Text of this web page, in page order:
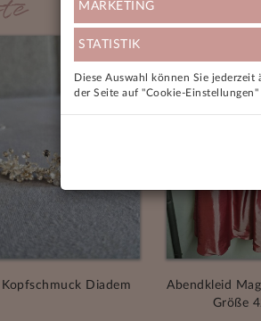
Kopfschmuck Diadem
Abendkleid
Größe
MARKETING
STATISTIK
Diese Auswahl können Sie
der Seite auf "Cookie-Einstellungen"